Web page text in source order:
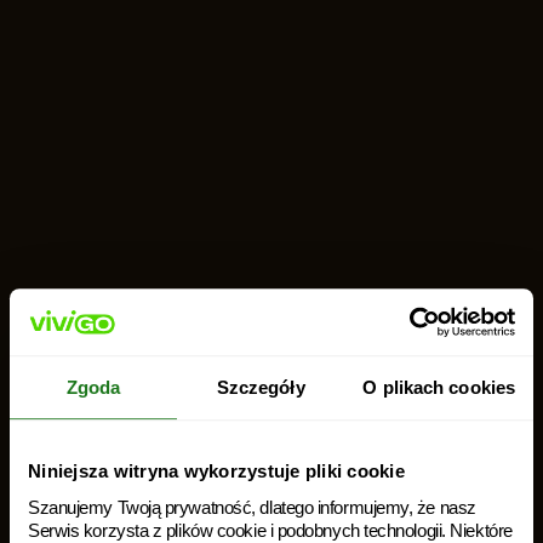
Zgoda Szczegóły O plikach cookies
Niniejsza witryna wykorzystuje pliki cookie
Szanujemy Twoją prywatność, dlatego informujemy, że nasz
Serwis korzysta z plików cookie i podobnych technologii. Niektóre
Pierwsza
pożyczka teraz